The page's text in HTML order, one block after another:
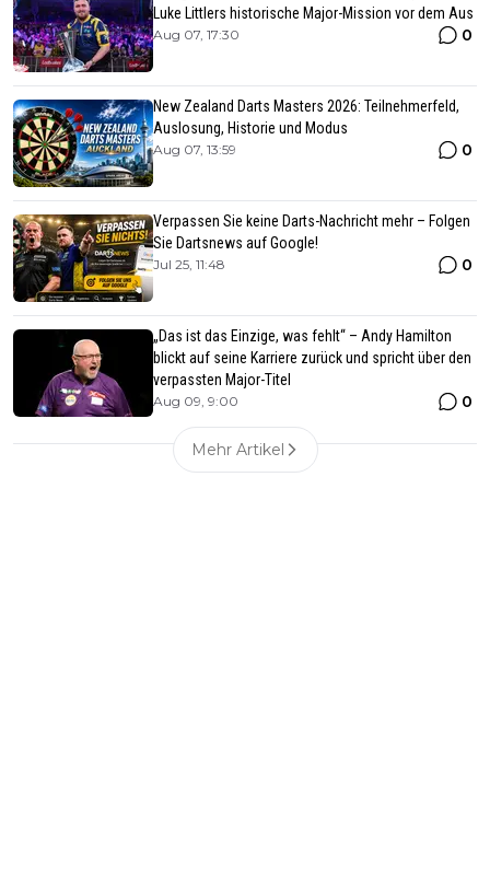
Luke Littlers historische Major-Mission vor dem Aus
Aug 07, 17:30 0
New Zealand Darts Masters 2026: Teilnehmerfeld,
Auslosung, Historie und Modus
Aug 07, 13:59 0
Verpassen Sie keine Darts-Nachricht mehr – Folgen
Sie Dartsnews auf Google!
Jul 25, 11:48 0
„Das ist das Einzige, was fehlt“ – Andy Hamilton
blickt auf seine Karriere zurück und spricht über den
verpassten Major-Titel
Aug 09, 9:00 0
Mehr Artikel